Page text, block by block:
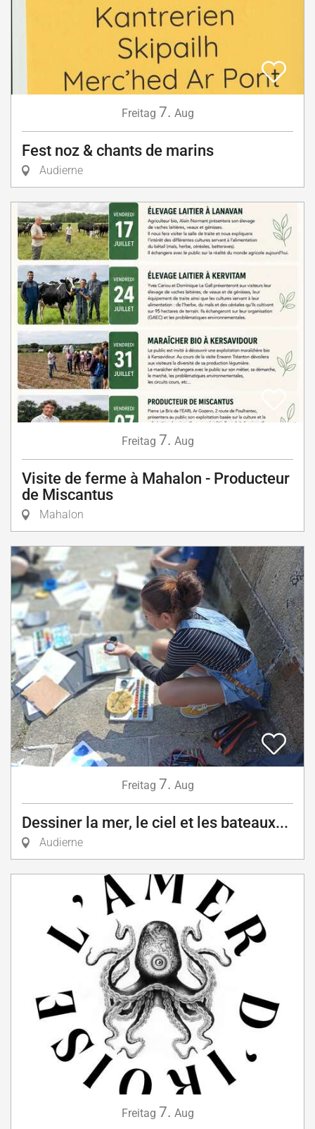
Freitag 7. Aug
Fest noz & chants de marins
Audierne
Freitag 7. Aug
Visite de ferme à Mahalon - Producteur
de Miscantus
Mahalon
Freitag 7. Aug
Dessiner la mer, le ciel et les bateaux...
Audierne
Freitag 7. Aug